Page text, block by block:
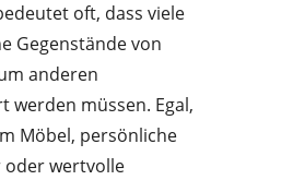
oft, dass viele
Gegenstände von
anderen
werden müssen. Egal,
Möbel, persönliche
oder wertvolle